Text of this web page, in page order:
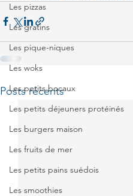
Les pizzas
Les gratins
Les pique-niques
Les woks
Les petits bocaux
Les petits déjeuners protéinés
Les burgers maison
Les fruits de mer
Les petits pains suédois
Les smoothies
Posts récents